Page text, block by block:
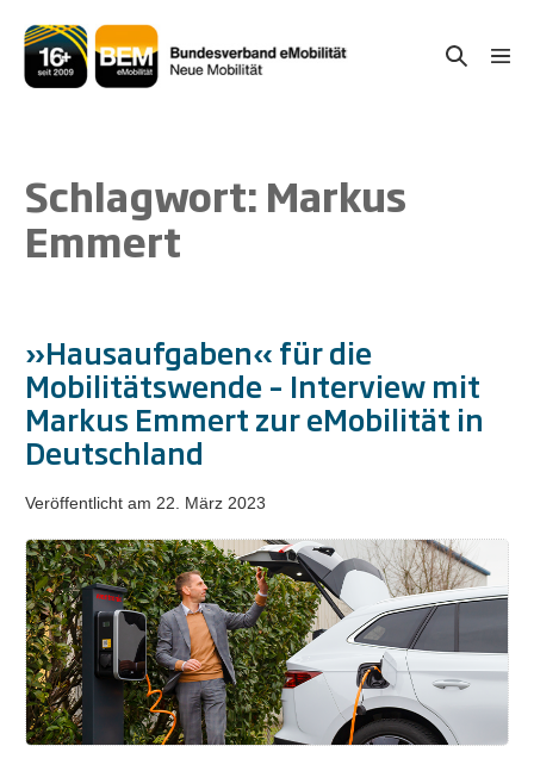
Inhalt
springen
Suche-
Schlagwort: Markus
Emmert
»Hausaufgaben« für die
Mobilitätswende – Interview mit
Markus Emmert zur eMobilität in
Deutschland
Veröffentlicht am 22. März 2023
»Hausaufgaben«
für
die
Mobilitätswende
–
Interview
mit